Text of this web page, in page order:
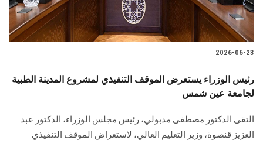
2026-06-23
رئيس الوزراء يستعرض الموقف التنفيذي لمشروع المدينة الطبية
لجامعة عين شمس
التقى الدكتور مصطفى مدبولي، رئيس مجلس الوزراء، الدكتور عبد
العزيز قنصوة، وزير التعليم العالي، لاستعراض الموقف التنفيذي